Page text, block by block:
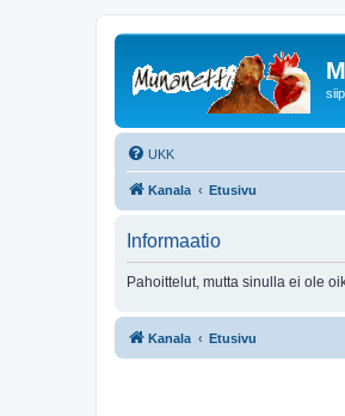
UKK
Kanala Etusivu
Informaatio
Pahoittelut, mutta sinulla ei ole
Kanala Etusivu